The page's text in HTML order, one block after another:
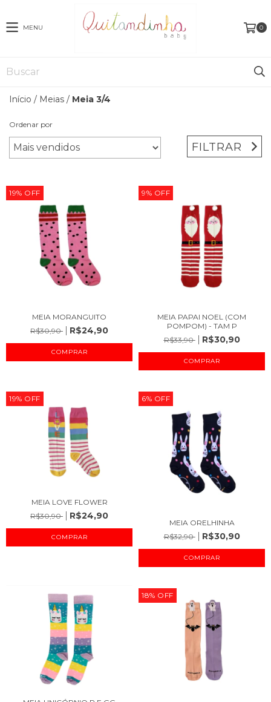
MENU 0
Início / Meias / Meia 3/4
Ordenar por
FILTRAR
19% OFF
MEIA MORANGUITO
R$30,90
R$24,90
COMPRAR
9% OFF
MEIA PAPAI NOEL (COM
POMPOM) - TAM P
R$33,90
R$30,90
COMPRAR
19% OFF
MEIA LOVE FLOWER
R$30,90
R$24,90
COMPRAR
6% OFF
MEIA ORELHINHA
R$32,90
R$30,90
COMPRAR
18% OFF